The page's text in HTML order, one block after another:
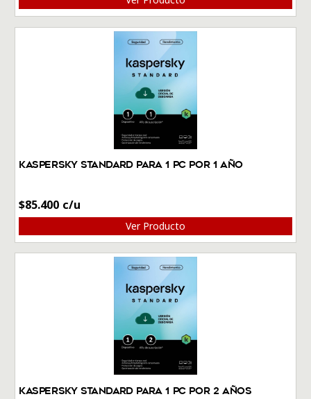
Kaspersky Standard Para 1 PC por 1 Año
$85.400
Ver Producto
Kaspersky Standard Para 1 PC por 2 Años